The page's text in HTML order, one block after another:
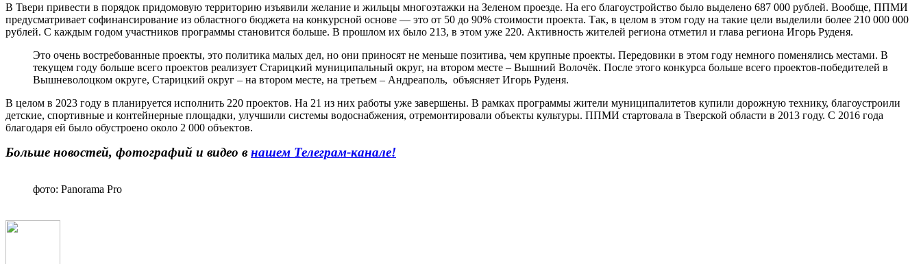
В Твери привести в порядок придомовую территорию изъявили желание и жильцы многоэтажки на Зеленом проезде. На его благоустройство было выделено 687 000 рублей. Вообще, ППМИ
предусматривает софинансирование из областного бюджета на конкурсной основе — это от 50 до 90% стоимости проекта. Так, в целом в этом году на такие цели выделили более 210 000 000
рублей. С каждым годом участников программы становится больше. В прошлом их было 213, в этом уже 220. Активность жителей региона отметил и глава региона Игорь Руденя.
​Это очень востребованные проекты, это политика малых дел, но они приносят не меньше позитива, чем крупные проекты. Передовики в этом году немного поменялись местами. В
текущем году больше всего проектов реализует Старицкий муниципальный округ, на втором месте – Вышний Волочёк. После этого конкурса больше всего проектов-победителей в
Вышневолоцком округе, Старицкий округ – на втором месте, на третьем – Андреаполь, объясняет Игорь Руденя.
В целом в 2023 году в планируется исполнить 220 проектов. На 21 из них работы уже завершены. В рамках программы жители муниципалитетов купили дорожную технику, благоустроили
детские, спортивные и контейнерные площадки, улучшили системы водоснабжения, отремонтировали объекты культуры. ППМИ стартовала в Тверской области в 2013 году. С 2016 года
благодаря ей было обустроено около 2 000 объектов.
Больше новостей, фотографий и видео в нашем Телеграм-канале!
фото: Panorama Pro